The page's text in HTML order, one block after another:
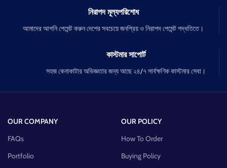
নিরাপদ মূল্যপরিশোধ
আমাদের আপনি পেমেন্ট করুন দেশের সবচেয়ে জনপ্রিয় ও নিরাপদ পেমেন্ট পদ্ধতিতে।
কাস্টমার সাপোর্ট
সহজ কেনাকাটার অভিজ্ঞতার জন্য আছে ২৪/৭ সার্বক্ষণিক কাস্টমার সেবা।
OUR COMPANY
FAQs
Portfolio
OUR POLICY
How To Order
Buying Policy